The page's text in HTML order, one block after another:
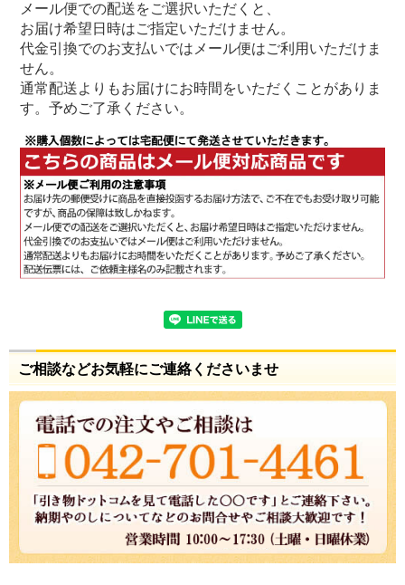
メール便での配送をご選択いただくと、
お届け希望日時はご指定いただけません。
代金引換でのお支払いではメール便はご利用いただけま
せん。
通常配送よりもお届けにお時間をいただくことがありま
す。予めご了承ください。
ご相談などお気軽にご連絡くださいませ